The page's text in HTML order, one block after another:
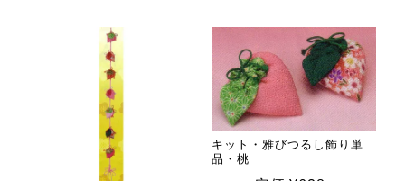
キット・雅びつるし飾り単
品・桃